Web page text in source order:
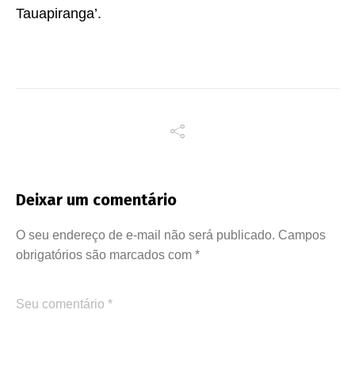
Tauapiranga’.
Deixar um comentário
O seu endereço de e-mail não será publicado. Campos
obrigatórios são marcados com *